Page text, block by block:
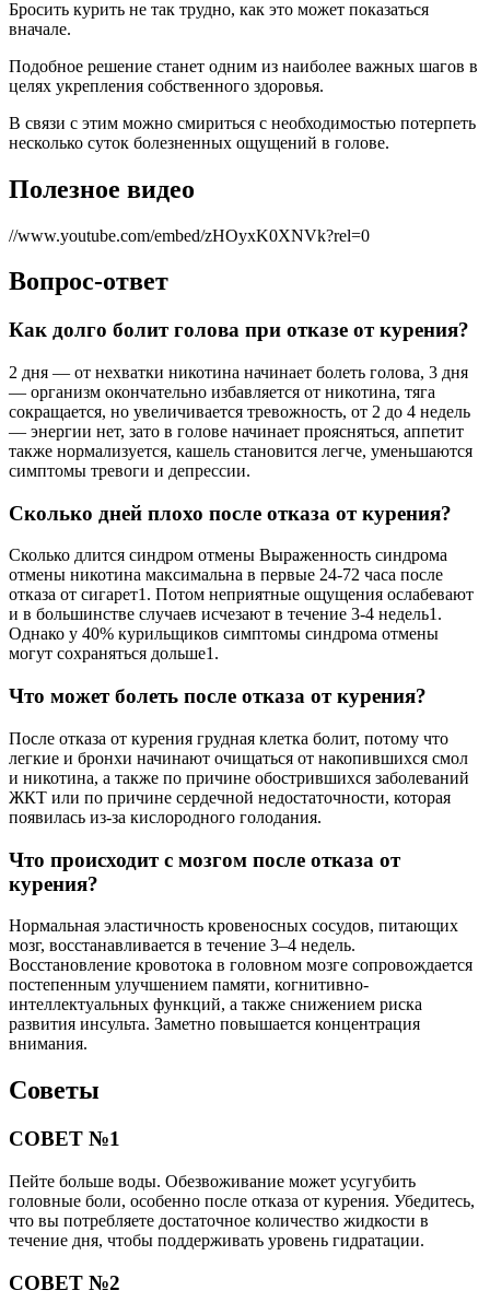
Бросить курить не так трудно, как это может показаться
вначале.
Подобное решение станет одним из наиболее важных шагов в
целях укрепления собственного здоровья.
В связи с этим можно смириться с необходимостью потерпеть
несколько суток болезненных ощущений в голове.
Полезное видео
//www.youtube.com/embed/zHOyxK0XNVk?rel=0
Вопрос-ответ
Как долго болит голова при отказе от курения?
2 дня — от нехватки никотина начинает болеть голова, 3 дня
— организм окончательно избавляется от никотина, тяга
сокращается, но увеличивается тревожность, от 2 до 4 недель
— энергии нет, зато в голове начинает проясняться, аппетит
также нормализуется, кашель становится легче, уменьшаются
симптомы тревоги и депрессии.
Сколько дней плохо после отказа от курения?
Сколько длится синдром отмены Выраженность синдрома
отмены никотина максимальна в первые 24-72 часа после
отказа от сигарет1. Потом неприятные ощущения ослабевают
и в большинстве случаев исчезают в течение 3-4 недель1.
Однако у 40% курильщиков симптомы синдрома отмены
могут сохраняться дольше1.
Что может болеть после отказа от курения?
После отказа от курения грудная клетка болит, потому что
легкие и бронхи начинают очищаться от накопившихся смол
и никотина, а также по причине обострившихся заболеваний
ЖКТ или по причине сердечной недостаточности, которая
появилась из-за кислородного голодания.
Что происходит с мозгом после отказа от
курения?
Нормальная эластичность кровеносных сосудов, питающих
мозг, восстанавливается в течение 3–4 недель.
Восстановление кровотока в головном мозге сопровождается
постепенным улучшением памяти, когнитивно-
интеллектуальных функций, а также снижением риска
развития инсульта. Заметно повышается концентрация
внимания.
Советы
СОВЕТ №1
Пейте больше воды. Обезвоживание может усугубить
головные боли, особенно после отказа от курения. Убедитесь,
что вы потребляете достаточное количество жидкости в
течение дня, чтобы поддерживать уровень гидратации.
СОВЕТ №2